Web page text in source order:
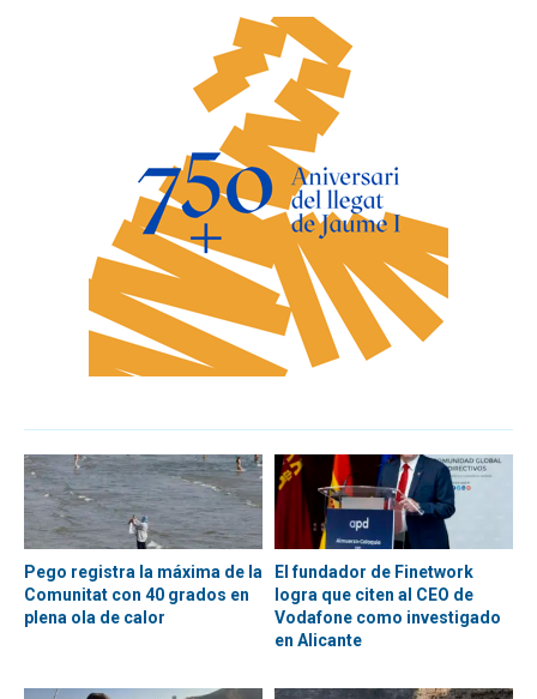
Pego registra la máxima de la
Comunitat con 40 grados en
plena ola de calor
El fundador de Finetwork
logra que citen al CEO de
Vodafone como investigado
en Alicante